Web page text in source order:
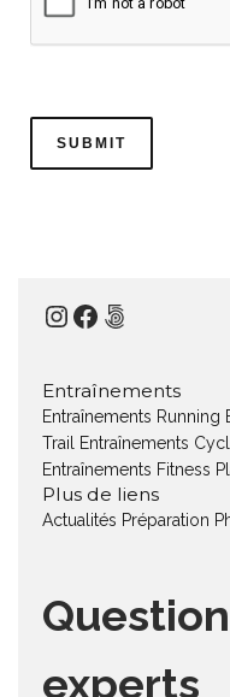
Instagram
Facebook
500px
Entraînements
Entraînements Running
Trail
Entraînements
Entraînements Fitness
Plus de liens
Actualités Préparation
experts